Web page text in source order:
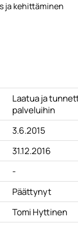
ja kehittäminen
Laatua ja
palveluihin
3.6.2015
31.12.2016
-
Päättynyt
Tomi Hyttinen